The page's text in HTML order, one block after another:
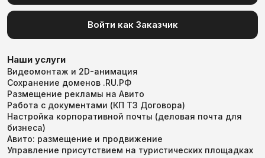
Войти как Заказчик
Наши услуги
Видеомонтаж и 2D-анимация
Сохранение доменов .RU.РФ
Размещение рекламы на Авито
Работа с документами (КП ТЗ Договора)
Настройка корпоративной почты (деловая почта для
бизнеса)
Авито: размещение и продвижение
Управление присутствием на туристических площадках